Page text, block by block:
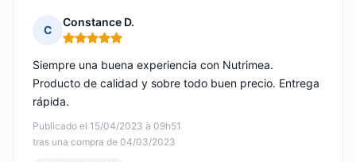
C
Constance D.
Nota: 5 de 5
Publicado el 15/04/2023 à 09h51
tras una compra de 04/03/2023
Siempre una buena experiencia con Nutrimea.
Producto de calidad y sobre todo buen precio. Entrega
rápida.